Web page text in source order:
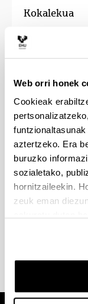
Web orri honek
Cookieak
aztertzeko. Era
buruzko
sozialetako,
hornitzaileekin.
zeuk eman
Kokalekua
Kalitate eta
SGIker
Ikerketako
Euskal
48940